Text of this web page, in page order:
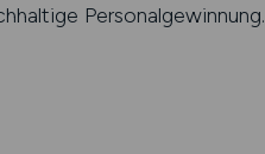
Personalgewinnung.